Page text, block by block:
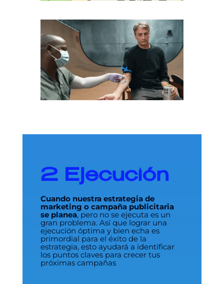
2 Ejecución
Cuando nuestra estrategia de
marketing o campaña publicitaria
se planea, pero no se ejecuta es un
gran problema. Así que lograr una
ejecución óptima y bien echa es
primordial para el éxito de la
estrategia, esto ayudará a identificar
los puntos claves para crecer tus
próximas campañas